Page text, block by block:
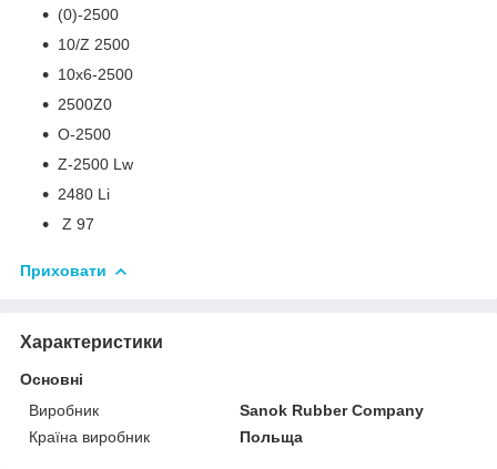
(0)-2500
10/Z 2500
10х6-2500
2500Z0
O-2500
Z-2500 Lw
2480 Li
Z 97
Приховати
Характеристики
Основні
Виробник
Sanok Rubber Company
Країна виробник
Польща